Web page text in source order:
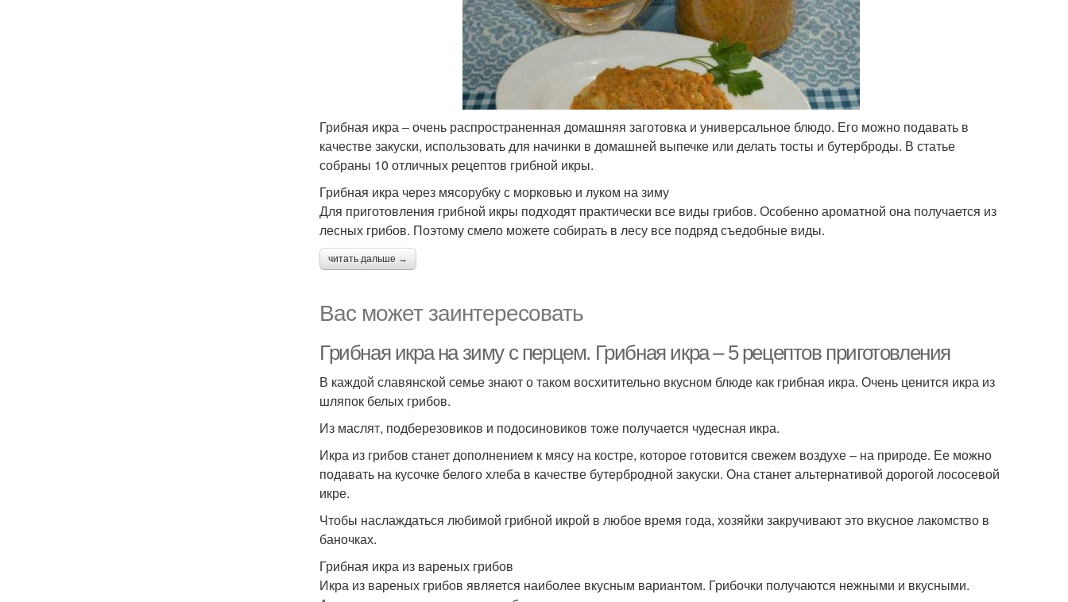
Грибная икра – очень распространенная домашняя заготовка и универсальное блюдо. Его можно подавать в
качестве закуски, использовать для начинки в домашней выпечке или делать тосты и бутерброды. В статье
собраны 10 отличных рецептов грибной икры.
Грибная икра через мясорубку с морковью и луком на зиму
Для приготовления грибной икры подходят практически все виды грибов. Особенно ароматной она получается из
лесных грибов. Поэтому смело можете собирать в лесу все подряд съедобные виды.
читать дальше →
Вас может заинтересовать
Грибная икра на зиму с перцем. Грибная икра – 5 рецептов приготовления
В каждой славянской семье знают о таком восхитительно вкусном блюде как грибная икра. Очень ценится икра из
шляпок белых грибов.
Из маслят, подберезовиков и подосиновиков тоже получается чудесная икра.
Икра из грибов станет дополнением к мясу на костре, которое готовится свежем воздухе – на природе. Ее можно
подавать на кусочке белого хлеба в качестве бутербродной закуски. Она станет альтернативой дорогой лососевой
икре.
Чтобы наслаждаться любимой грибной икрой в любое время года, хозяйки закручивают это вкусное лакомство в
баночках.
Грибная икра из вареных грибов
Икра из вареных грибов является наиболее вкусным вариантом. Грибочки получаются нежными и вкусными.